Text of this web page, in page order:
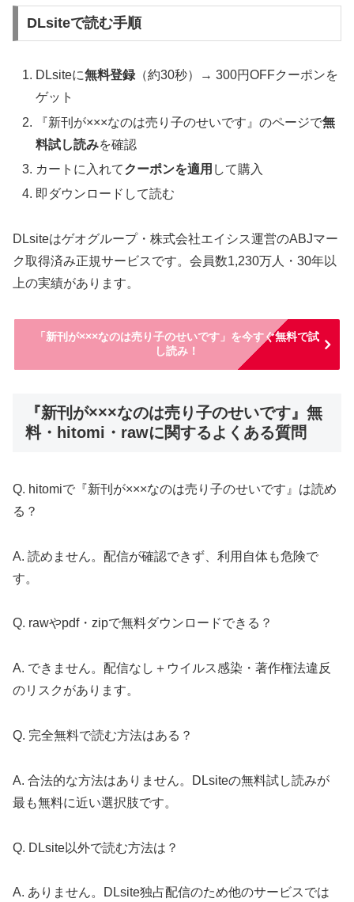
DLsiteで読む手順
DLsiteに無料登録 （約30秒）→ 300円OFFクーポンを
ゲット
『新刊が×××なのは売り子のせいです』のページで無
料試し読みを確認
カートに入れてクーポンを適用 して購入
即ダウンロードして読む
DLsiteはゲオグループ・株式会社エイシス運営のABJマー
ク取得済み正規サービスです。会員数1,230万人・30年以
上の実績があります。
「新刊が×××なのは売り子のせいです」を今すぐ無料で試
し読み！
『新刊が×××なのは売り子のせいです』無
料・hitomi・rawに関するよくある質問
Q. hitomiで『新刊が×××なのは売り子のせいです』は読め
る？
A. 読めません。配信が確認できず、利用自体も危険で
す。
Q. rawやpdf・zipで無料ダウンロードできる？
A. できません。配信なし＋ウイルス感染・著作権法違反
のリスクがあります。
Q. 完全無料で読む方法はある？
A. 合法的な方法はありません。DLsiteの無料試し読みが
最も無料に近い選択肢です。
Q. DLsite以外で読む方法は？
A. ありません。DLsite独占配信のため他のサービスでは